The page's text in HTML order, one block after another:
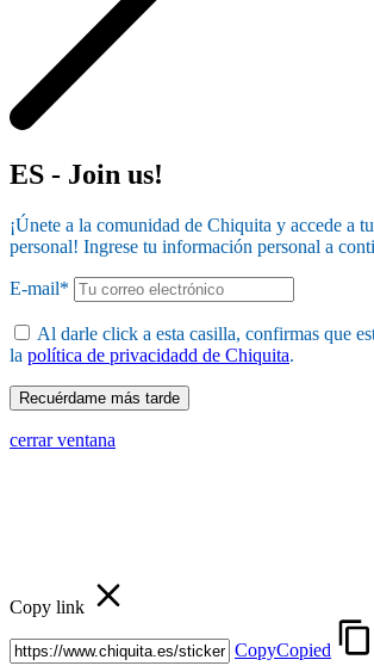
ES - Join us!
¡Únete a la comunidad de Chiquita y accede a
personal! Ingrese tu información personal a
E-mail*
Al darle click a esta casilla, confirmas que
la política de privacidadd de Chiquita.
cerrar ventana
Copy link
CopyCopied